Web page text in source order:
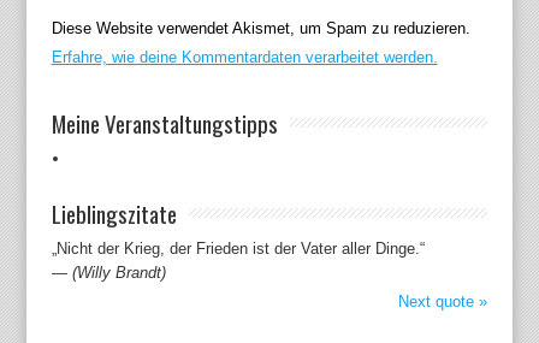
Diese Website verwendet Akismet, um Spam zu reduzieren.
Erfahre, wie deine Kommentardaten verarbeitet werden.
Meine Veranstaltungstipps
Lieblingszitate
„Nicht der Krieg, der Frieden ist der Vater aller Dinge.“
— (Willy Brandt)
Next quote »